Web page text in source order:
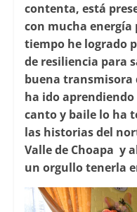
contenta, está
con mucha energía
tiempo he logrado
de resiliencia para
buena transmisora
ha ido
canto y baile lo ha
las historias del
Valle de Choapa y
un orgullo tenerla